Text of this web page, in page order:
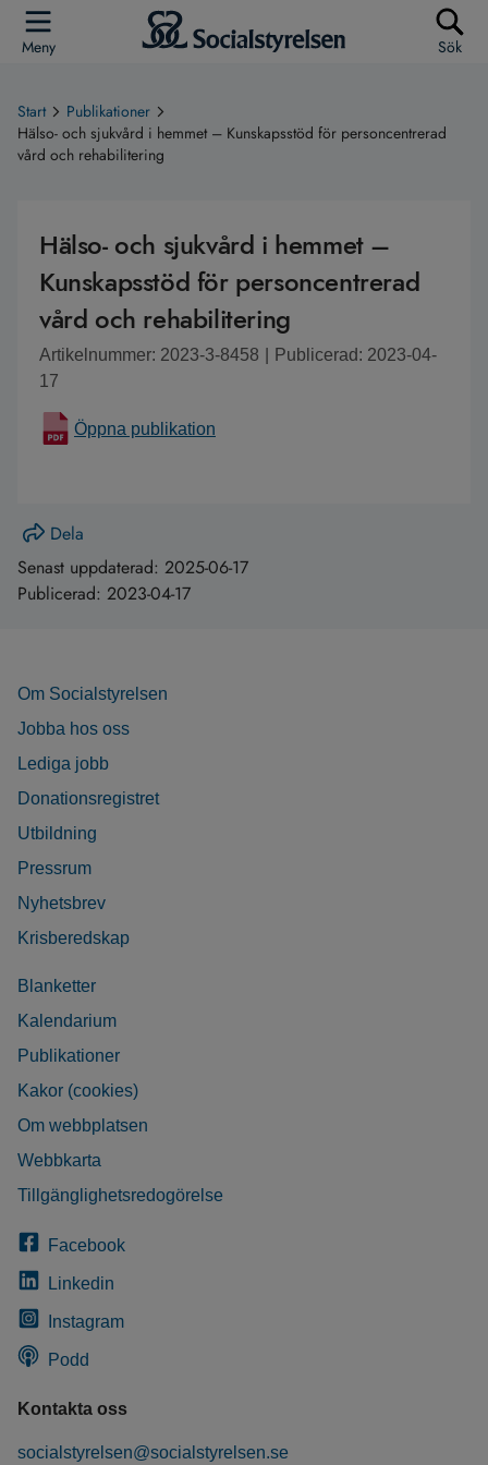
Meny Sök
Start
Publikationer
Hälso- och sjukvård i hemmet – Kunskapsstöd för personcentrerad
vård och rehabilitering
Hälso- och sjukvård i hemmet –
Kunskapsstöd för personcentrerad
vård och rehabilitering
Artikelnummer: 2023-3-8458
Publicerad: 2023-04-
17
Öppna publikation
Dela
Senast uppdaterad: 2025-06-17
Publicerad: 2023-04-17
Om Socialstyrelsen
Jobba hos oss
Lediga jobb
Donationsregistret
Utbildning
Pressrum
Nyhetsbrev
Krisberedskap
Blanketter
Kalendarium
Publikationer
Kakor (cookies)
Om webbplatsen
Webbkarta
Tillgänglighetsredogörelse
Facebook
Linkedin
Instagram
Podd
Kontakta oss
socialstyrelsen@socialstyrelsen.se